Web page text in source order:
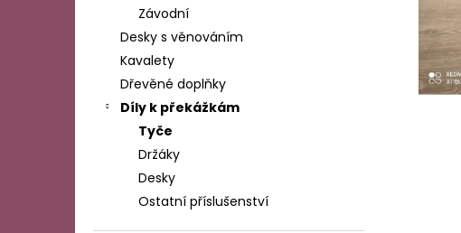
Závodní
Desky s věnováním
Kavalety
Dřevěné doplňky
Díly k překážkám
Tyče
Držáky
Desky
Ostatní příslušenství
REKLAMNÍ DESKA
2 000 Kč